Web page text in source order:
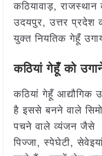
कठियावाड़, राजस्थान
उदयपुर, उत्तर प्रदेश
युक्त नियतिक गेहूँ
कठियां गेहूँ को
कठियां गेहूँ आद्यौगिक
है इससे बनने वाले
पचने वाले व्यंजन जैसे
पिज्जा, स्पेघेटी,